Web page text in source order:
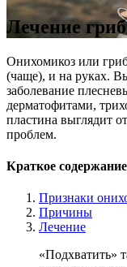
Лечение
Онихомикоз или
(чаще), и на руках.
заболевание
дерматофитами,
пластина выглядит
проблем.
Краткое
Признаки
Причины
Лечение
«Подхватить»